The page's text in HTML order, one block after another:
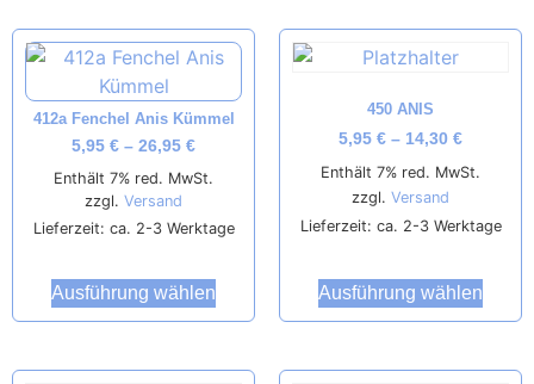
412a Fenchel Anis Kümmel
5,95 € – 26,95 €
Enthält 7% red. MwSt.
zzgl. Versand
Lieferzeit: ca. 2-3 Werktage
Ausführung wählen
450 ANIS
5,95 € – 14,30 €
Enthält 7% red. MwSt.
zzgl. Versand
Lieferzeit: ca. 2-3 Werktage
Ausführung wählen